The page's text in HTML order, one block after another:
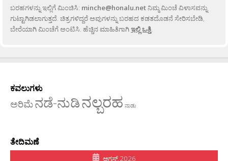
ಬರಹಗಳನ್ನು ಇಲ್ಲಿಗೆ ಮಿಂಚಿಸಿ: minche@honalu.netನಿಮ್ಮ ಮಿಂಚೆ ವಿಳಾಸವನ್ನು
ಗುಟ್ಟಾಗಿಡಲಾಗುತ್ತದೆ. ಚಿತ್ರಗಳಿದ್ದರೆ ಅವುಗಳನ್ನು ಬರಹದ ಕಡತದೊಡನೆ ಸೇರಿಸಬೇಡಿ,
ಬೇರೆಯಾಗಿ ಮಿಂಚೆಗೆ ಅಂಟಿಸಿ. ಹೆಚ್ಚಿನ ಮಾಹಿತಿಗಾಗಿಇಲ್ಲಿ ಒತ್ತಿ.
ಕವಲುಗಳು
ಅರಿಮೆನಡೆ-ನುಡಿನಲ್ಬರಹ ನಾಡು
ತೇದಿಮಣೆ
ಆಗಸ್ಟ್ 2026